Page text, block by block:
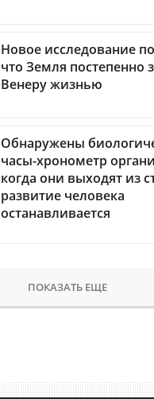
Новое исследование
что Земля постепенно
Венеру жизнью
Обнаружены
часы-хронометр
когда они выходят из
развитие человека
останавливается
ПОКАЗАТЬ ЕЩЕ